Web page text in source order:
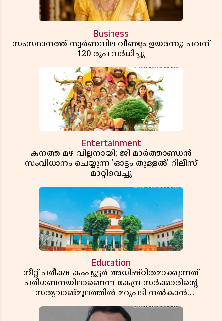
Business
സംസ്ഥാനത്ത് സ്വര്‍ണവില വീണ്ടും ഉയർന്നു; പവന്
120 രൂപ വര്‍ധിച്ചു
Entertainment
കനത്ത മഴ വില്ലനായി; ജി മാർത്താണ്ഡൻ
സംവിധാനം ചെയ്യുന്ന 'ഓട്ടം തുള്ളൽ' റിലീസ്
മാറ്റിവെച്ചു
Education
നീറ്റ് പരീക്ഷ കംപ്യൂട്ടർ അധിഷ്ഠിതമാക്കുന്നത്
പരിഗണനയിലാണെന്ന കേന്ദ്ര സർക്കാരിൻ്റെ
സത്യവാങ്മൂലത്തിൽ മറുപടി നൽകാൻ